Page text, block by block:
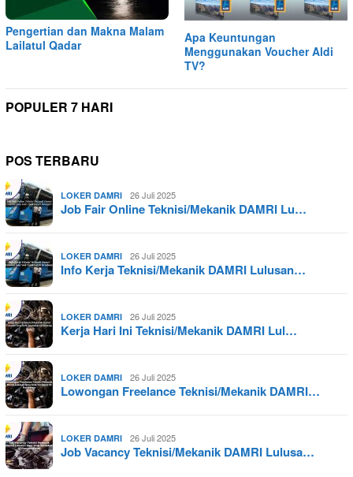
Pengertian dan Makna Malam
Lailatul Qadar
Apa Keuntungan
Menggunakan Voucher Aldi
TV?
POPULER 7 HARI
POS TERBARU
LOKER DAMRI 26 Juli 2025
Job Fair Online Teknisi/Mekanik DAMRI Lu…
LOKER DAMRI 26 Juli 2025
Info Kerja Teknisi/Mekanik DAMRI Lulusan…
LOKER DAMRI 26 Juli 2025
Kerja Hari Ini Teknisi/Mekanik DAMRI Lul…
LOKER DAMRI 26 Juli 2025
Lowongan Freelance Teknisi/Mekanik DAMRI…
LOKER DAMRI 26 Juli 2025
Job Vacancy Teknisi/Mekanik DAMRI Lulusa…